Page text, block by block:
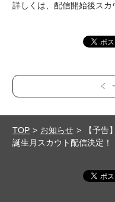
詳しくは、配信開始後スカ
TOP お知らせ
【予告
誕生月スカウト配信決定！